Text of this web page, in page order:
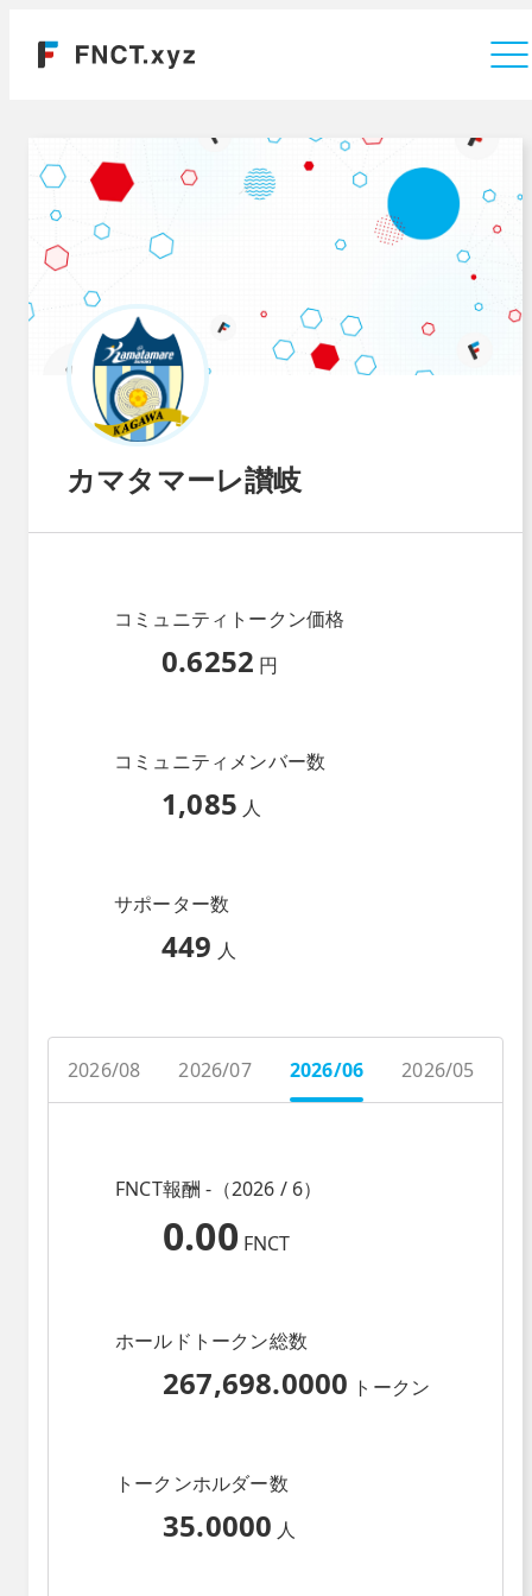
カマタマーレ讃岐
コミュニティトークン価格
0.6252 円
コミュニティメンバー数
1,085 人
サポーター数
449 人
2026/08 2026/07 2026/06 2026/05
FNCT報酬 -（2026 / 6）
0.00 FNCT
ホールドトークン総数
267,698.0000 トークン
トークンホルダー数
35.0000 人